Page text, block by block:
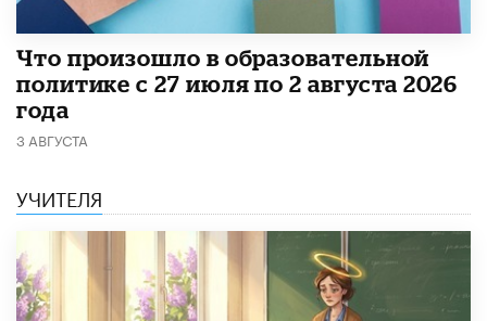
​Что произошло в образовательной
политике с 27 июля по 2 августа 2026
года
3 АВГУСТА
УЧИТЕЛЯ